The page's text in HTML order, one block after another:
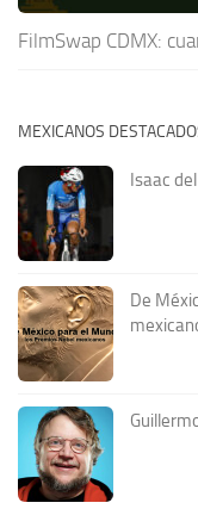
FilmSwap CDMX:
MEXICANOS
Isaac
De